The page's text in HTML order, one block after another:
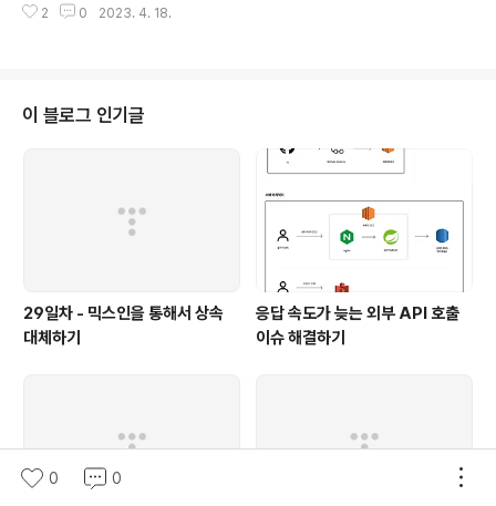
mpares th..
여 아래와 같은 형태로 선언하는 것이다. public class Person { private st
2 0 2023. 4. 18.
이 블로그 인기글
29일차 - 믹스인을 통해서 상속
대체하기
응답 속도가 늦는 외부 API 호출
이슈 해결하기
0 0